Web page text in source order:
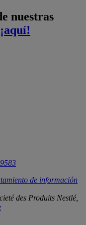
nuestras
¡aquí!
de información
des Produits Nestlé,